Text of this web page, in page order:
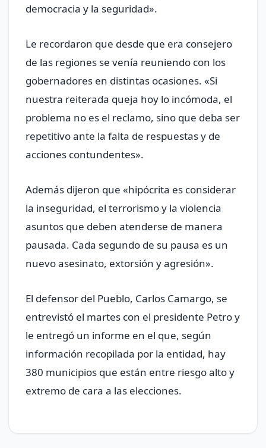
democracia y la seguridad».
Le recordaron que desde que era consejero
de las regiones se venía reuniendo con los
gobernadores en distintas ocasiones. «Si
nuestra reiterada queja hoy lo incómoda, el
problema no es el reclamo, sino que deba ser
repetitivo ante la falta de respuestas y de
acciones contundentes».
Además dijeron que «hipócrita es considerar
la inseguridad, el terrorismo y la violencia
asuntos que deben atenderse de manera
pausada. Cada segundo de su pausa es un
nuevo asesinato, extorsión y agresión».
El defensor del Pueblo, Carlos Camargo, se
entrevistó el martes con el presidente Petro y
le entregó un informe en el que, según
información recopilada por la entidad, hay
380 municipios que están entre riesgo alto y
extremo de cara a las elecciones.